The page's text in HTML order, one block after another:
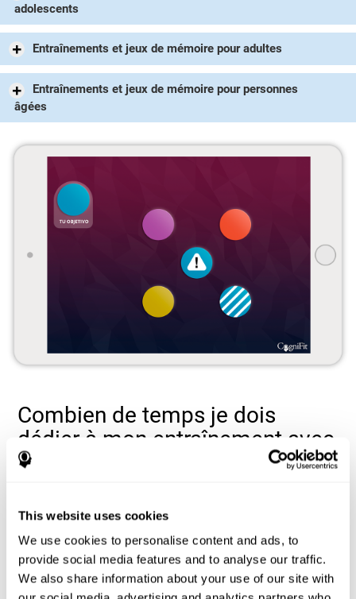
This website uses cookies
We use cookies to personalise content and ads, to
provide social media features and to analyse our traffic.
We also share information about your use of our site with
adolescents
Entraînements et jeux de mémoire pour adultes
Entraînements et jeux de mémoire pour personnes
âgées
Combien de temps je dois
dédier à mon entraînement avec
les jeux de mémoire de
Les séances complètes d'entraînement pour la mémoire durent
généralement 10 à 15 minutes environ. Il est recommandé de
réaliserdeux à trois séances par semaine réparties en jours
non consécutifs. Pour plus de facilité,CogniFit peut vous
envoyer des rappels de séances.